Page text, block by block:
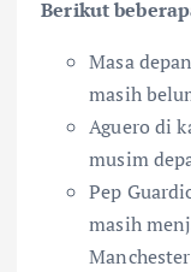
Berikut
Masa
masih
Aguero di
musim
Pep
masih